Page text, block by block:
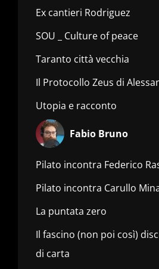
Ex cantieri Rodriguez
SOU _ Culture of peace
Taranto città vecchia
Il Protocollo Zeus di
Utopia e racconto
Fabio Bruno
Pilato incontra Federico
Pilato incontra Carullo
La puntata zero
Il fascino (non poi così)
di carta